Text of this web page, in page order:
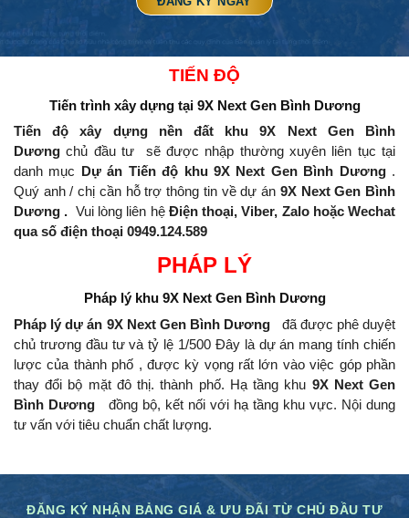
TIẾN ĐỘ
Tiến trình xây dựngtại 9X Next Gen Bình Dương
Tiến độ xây dựng nền đất khu 9X Next Gen Bình
Dương chủ đầu tư
sẽ được nhập thường xuyên liên tục tại
danh mục Dự án Tiến độ khu 9X Next Gen Bình Dương .
Quý anh / chị cần hỗ trợ thông tin về dự án 9X Next Gen Bình
Dương . Vui lòng liên hệ Điện thoại, Viber, Zalo hoặc Wechat
qua số điện thoại 0949.124.589
PHÁP LÝ
Pháp lý khu9X Next Gen Bình Dương
Pháp lý dự án 9X Next Gen Bình Dương
đã được phê duyệt
chủ trương đầu tư và tỷ lệ 1/500 Đây là dự án mang tính chiến
lược của thành phố , được kỳ vọng rất lớn vào việc góp phần
thay đổi bộ mặt đô thị.thành phố. Hạ tầng khu 9X Next Gen
Bình Dương
đồng bộ, kết nối với hạ tầng khu vực. Nội dung
tư vấn với tiêu chuẩn chất lượng.
ĐĂNG KÝ NHẬN BẢNG GIÁ & ƯU ĐÃI TỪ CHỦ ĐẦU TƯ